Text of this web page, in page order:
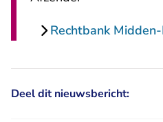
Rechtbank
Deel dit nieuwsbericht: